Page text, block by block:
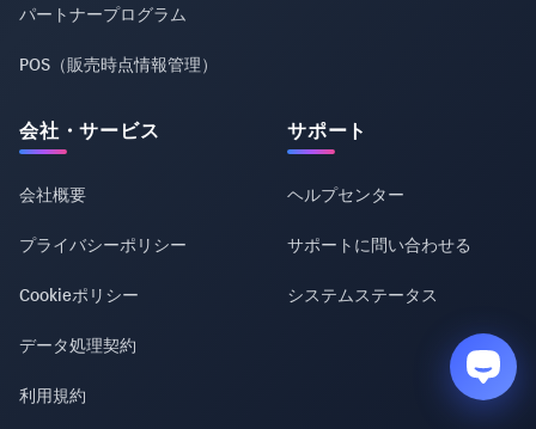
パートナープログラム
POS（販売時点情報管理）
会社・サービス
会社概要
プライバシーポリシー
Cookieポリシー
データ処理契約
利用規約
サポート
ヘルプセンター
サポートに問い合わせる
システムステータス